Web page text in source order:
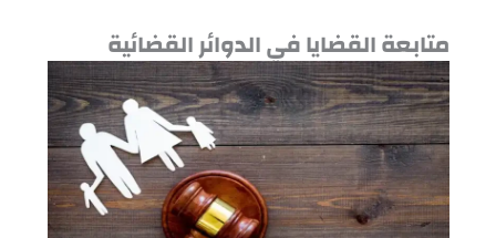
متابعة القضايا في الدوائر القضائية